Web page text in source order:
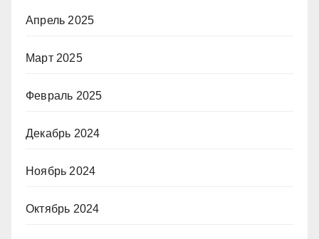
Апрель 2025
Март 2025
Февраль 2025
Декабрь 2024
Ноябрь 2024
Октябрь 2024